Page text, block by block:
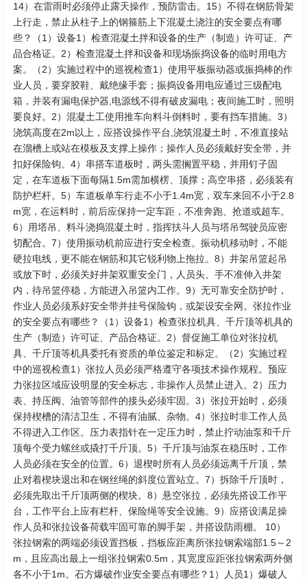
14）在雷雨时必须停止露天操作，预防雷击。15）不得在钢筋骨架
上行走，禁止从柱子上的钢箍筋上下混凝土浇注的安全要点有哪
些？（1）设备1）检查混凝土拌和设备的生产（制造）许可证、产
品合格证。2）检查混凝土拌和设备和现场振捣设备的临时用电方
案。（2）实施过程中的巡视检查1）使用平板振动器或振捣棒的作
业人员，要穿胶鞋、戴绝缘手套；振捣设备用电应通过三级配电
箱，并装有漏电保护器,电源线不得有破皮漏电；夜间施工时，照明
要良好。2）混凝土工使用推车向料斗倒料时，要有挡车措施。3）
浇筑高度在2m以上，应搭设操作平台,浇筑混凝土时，不准直接站
在溜槽上或站在模板及支撑上操作；操作人员必须戴好安全带，并
扣好保险钩。4）串搭车道板时，两头需搁置平稳，并用钉子固
定，在车道板下面每隔1.5m需加横楞、顶撑；高空串搭，必须装有
防护栏杆。5）车道板单车行走不小于1.4m宽，双车来回不小于2.8
m宽，在运料时，前后应保持一定车距，不准奔跑、抢道或超车。
6）用塔吊、料斗浇捣混凝土时，指挥扶斗人员与塔吊驾驶员应密
切配合。7）使用振动机前应进行安全检查。振动机移动时，不能
硬拉电线，更不能在钢筋和其它锐利物上拖拉。8）井架吊篮起吊
或放下时，必须关好井架双重安全门，人员头、手不准伸入井架
内，待吊篮停稳，方能进入吊篮内工作。9）无可靠安全防护时，
作业人员必须系好安全带并挂号保险钩，或架设安全网。张拉作业
的安全要点有哪些？（1）设备1）检查张拉机具、千斤顶等机具的
生产（制造）许可证、产品合格证。2）督促施工单位对张拉机
具、千斤顶等机具委托有资质的单位鉴定和标定。（2）实施过程
中的巡视检查1）张拉人员必须严格遵守各项技术操作规程。预应
力张拉区域应设明显的安全标志，非操作人员禁止进入。2）压力
表、持压阀、油管等部件的接头必须牢固。3）张拉开始时，必须
保持楔槽的清洁卫生，不得有油腻、杂物。4）张拉时非工作人员
不得进入工作区。压力表指针在一定压力时，禁止拧动油泵和千斤
顶每个受力螺丝或撬打千斤顶。5）千斤顶与油泵在稳压时，工作
人员必须在安全的位置。6）退楔时所有人员必须远离千斤顶，禁
止对着楔块退出和在钢丝绳的斜度位置站立。7）拆除千斤顶时，
必须先取出千斤顶两侧的楔块。8）悬空张拉，必须先搭设工作平
台，工作平台上应有栏杆、保险绳等安全设施。9）应搭设满足操
作人员和张拉设备荷载牢固可靠的脚手架，并搭设防雨棚。 10）
张拉钢索的两端必须设置挡板，挡板应距离所张拉钢索端部1.5～2
m，且应高出最上一组张拉钢索0.5m，其宽度应距张拉钢索两外侧
各不小于1m。石方爆破作业安全要点有哪些？1）人员1）爆破人